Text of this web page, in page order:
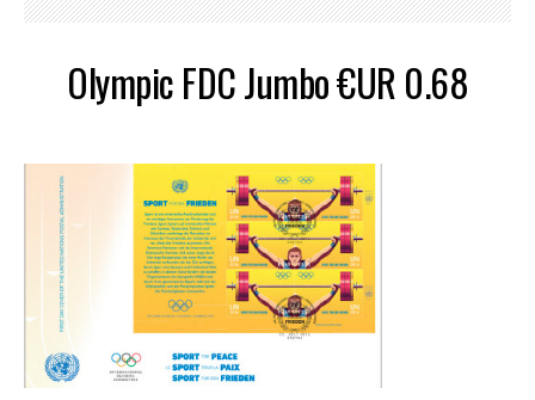
Olympic FDC Jumbo €UR 0.68